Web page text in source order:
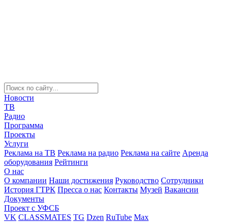
Новости
ТВ
Радио
Программа
Проекты
Услуги
Реклама на ТВ Реклама на радио Реклама на сайте Аренда
оборудования Рейтинги
О нас
О компании Наши достижения Руководство Сотрудники
История ГТРК Пресса о нас Контакты Музей Вакансии
Документы
Проект с УФСБ
VK CLASSMATES TG Dzen RuTube Max